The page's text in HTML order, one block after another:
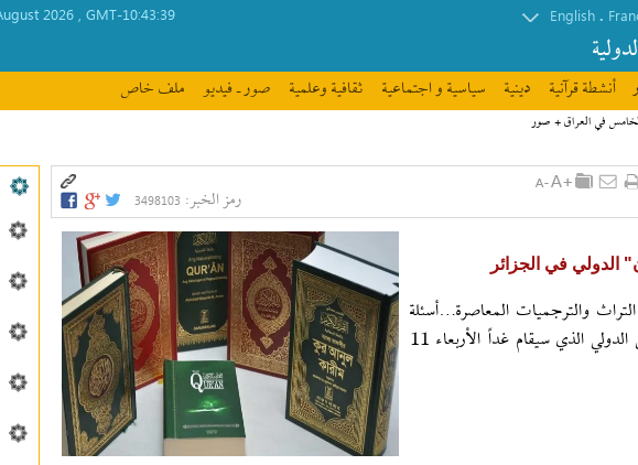
.
English
GMT-10:43:39
أنشطة قرآنیة دينية سیاسیة و اجتماعیة ثقافیة وعلمیة صور ـ فيديو ملف خاص
في العراق + صور
رمز الخبر: 3498103
الدولي في الجزائر
والترجميات المعاصرة…أسئلة
المنهج والمدونة ومشروطية الانجاز" موضوع الملتقى الدولي الذي سيقام غداً الأربعاء 11